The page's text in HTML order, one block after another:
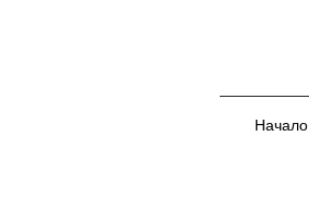
Начало